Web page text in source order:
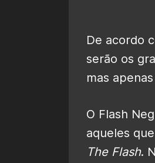
De acordo
serão os
mas
O Flash
aqueles
The Flash.